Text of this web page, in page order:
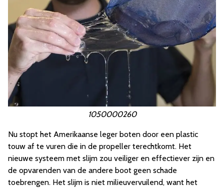
1050000260
Nu stopt het Amerikaanse leger boten door een plastic
touw af te vuren die in de propeller terechtkomt. Het
nieuwe systeem met slijm zou veiliger en effectiever zijn en
de opvarenden van de andere boot geen schade
toebrengen. Het slijm is niet milieuvervuilend, want het